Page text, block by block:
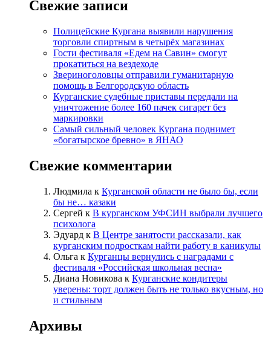
Свежие записи
Полицейские Кургана выявили нарушения
торговли спиртным в четырёх магазинах
Гости фестиваля «Едем на Савин» смогут
прокатиться на вездеходе
Звериноголовцы отправили гуманитарную
помощь в Белгородскую область
Курганские судебные приставы передали на
уничтожение более 160 пачек сигарет без
маркировки
Самый сильный человек Кургана поднимет
«богатырское бревно» в ЯНАО
Свежие комментарии
Людмила к Курганской области не было бы, если
бы не… казаки
Сергей к В курганском УФСИН выбрали лучшего
психолога
Эдуард к В Центре занятости рассказали, как
курганским подросткам найти работу в каникулы
Ольга к Курганцы вернулись с наградами с
фестиваля «Российская школьная весна»
Диана Новикова к Курганские кондитеры
уверены: торт должен быть не только вкусным, но
и стильным
Архивы